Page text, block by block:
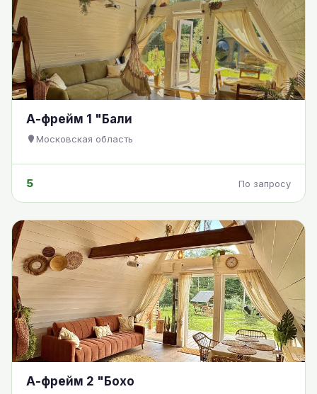
А-фрейм 1 "Бали
Московская область
5 По запросу
А-фрейм 2 "Бохо